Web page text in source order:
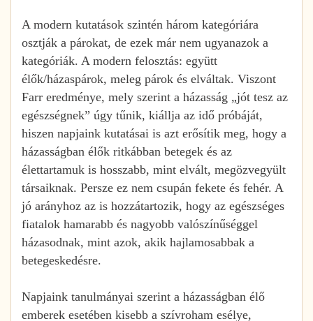
A modern kutatások szintén három kategóriára
osztják a párokat, de ezek már nem ugyanazok a
kategóriák. A modern felosztás: együtt
élők/házaspárok, meleg párok és elváltak. Viszont
Farr eredménye, mely szerint a házasság „jót tesz az
egészségnek” úgy tűnik, kiállja az idő próbáját,
hiszen napjaink kutatásai is azt erősítik meg, hogy a
házasságban élők ritkábban betegek és az
élettartamuk is hosszabb, mint elvált, megözvegyült
társaiknak. Persze ez nem csupán fekete és fehér. A
jó arányhoz az is hozzátartozik, hogy az egészséges
fiatalok hamarabb és nagyobb valószínűséggel
házasodnak, mint azok, akik hajlamosabbak a
betegeskedésre.
Napjaink tanulmányai szerint a házasságban élő
emberek esetében kisebb a szívroham esélye,